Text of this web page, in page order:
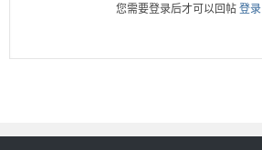
您需要登录后才可以回帖登录